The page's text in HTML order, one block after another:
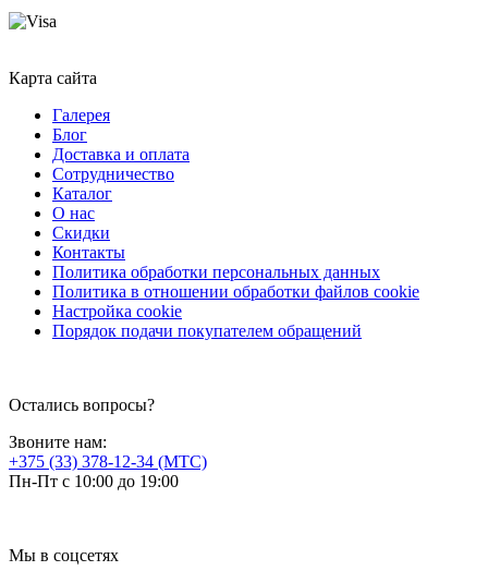
Карта сайта
Галерея
Блог
Доставка и оплата
Сотрудничество
Каталог
О нас
Скидки
Контакты
Политика обработки персональных данных
Политика в отношении обработки файлов cookie
Настройка cookie
Порядок подачи покупателем обращений
Остались вопросы?
Звоните нам:
+375 (33) 378-12-34 (МТС)
Пн-Пт с 10:00 до 19:00
Мы в соцсетях